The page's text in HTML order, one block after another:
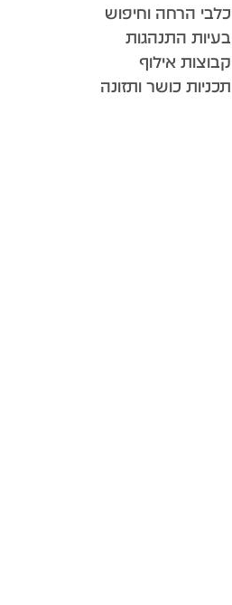
כלבי הרחה וחיפוש
בעיות התנהגות
קבוצות אילוף
תכניות כושר ותזונה